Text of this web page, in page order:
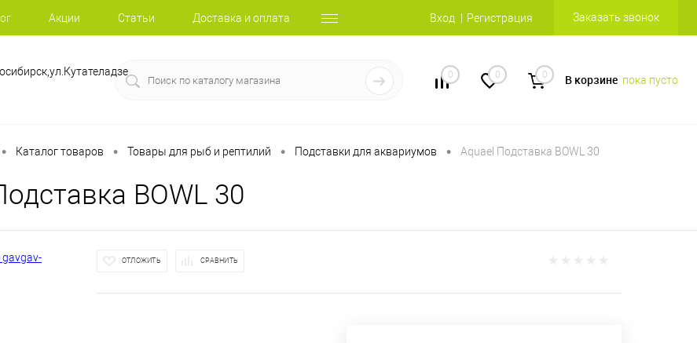
Акции Статьи Доставка и оплата Вход Регистрация Заказать звонок
0 0 0 В корзине пока пусто
• Каталог товаров • Товары для рыб и рептилий • Подставки для аквариумов • Aquael Подставка BOWL 30
BOWL 30
ОТЛОЖИТЬ СРАВНИТЬ